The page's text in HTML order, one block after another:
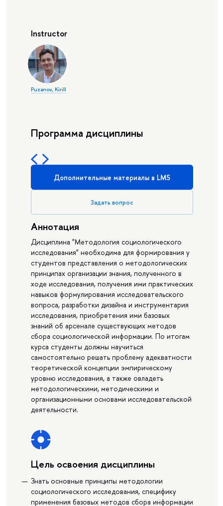
Instructor
Puzanov, Kirill
Программа дисциплины
Дополнительные материалы в LMS
Задать вопрос
Аннотация
Дисциплина "Методология социологического
исследования" необходима для формирования у
студентов представления о методологических
принципах организации знания, полученного в
ходе исследования, получения ими практических
навыков формулирования исследовательского
вопроса, разработки дизайна и инструментария
исследования, приобретения ими базовых
знаний об арсенале существующих методов
сбора социологической информации. По итогам
курса студенты должны научиться
самостоятельно решать проблему адекватности
теоретической концепции эмпирическому
уровню исследования, а также овладеть
методологическими, методическими и
организационными основами исследовательской
деятельности.
Цель освоения дисциплины
Знать основные принципы методологии
социологического исследования, специфику
применения базовых методов сбора информации